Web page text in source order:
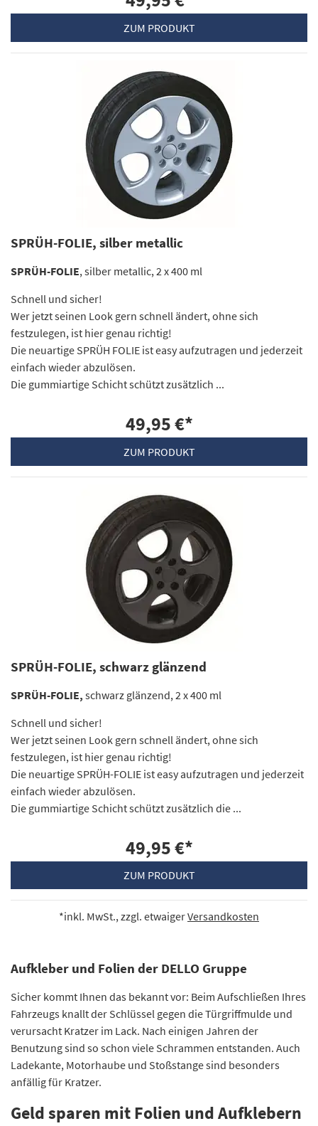
ZUM PRODUKT
SPRÜH-FOLIE, silber metallic
SPRÜH-FOLIE, silber metallic, 2 x 400 ml
Schnell und sicher!
Wer jetzt seinen Look gern schnell ändert, ohne sich
festzulegen, ist hier genau richtig!
Die neuartige SPRÜH FOLIE ist easy aufzutragen und jederzeit
einfach wieder abzulösen.
Die gummiartige Schicht schützt zusätzlich ...
49,95 €*
ZUM PRODUKT
SPRÜH-FOLIE, schwarz glänzend
SPRÜH-FOLIE, schwarz glänzend, 2 x 400 ml
Schnell und sicher!
Wer jetzt seinen Look gern schnell ändert, ohne sich
festzulegen, ist hier genau richtig!
Die neuartige SPRÜH-FOLIE ist easy aufzutragen und jederzeit
einfach wieder abzulösen.
Die gummiartige Schicht schützt zusätzlich die ...
49,95 €*
ZUM PRODUKT
*inkl. MwSt., zzgl. etwaigerVersandkosten
Aufkleber und Folien der DELLO Gruppe
Sicher kommt Ihnen das bekannt vor: Beim Aufschließen Ihres
Fahrzeugs knallt der Schlüssel gegen die Türgriffmulde und
verursacht Kratzer im Lack. Nach einigen Jahren der
Benutzung sind so schon viele Schrammen entstanden. Auch
Ladekante, Motorhaube und Stoßstange sind besonders
anfällig für Kratzer.
Geld sparen mit Folien und Aufklebern